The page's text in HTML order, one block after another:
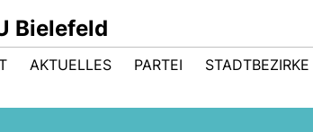
Bielefeld
AKTUELLES PARTEI STADTBEZIRKE